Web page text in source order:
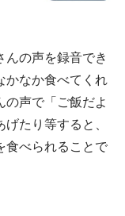
んの声を録音でき
かなか食べてくれ
の声で「ご飯だよ
たり等すると、
食べられることで